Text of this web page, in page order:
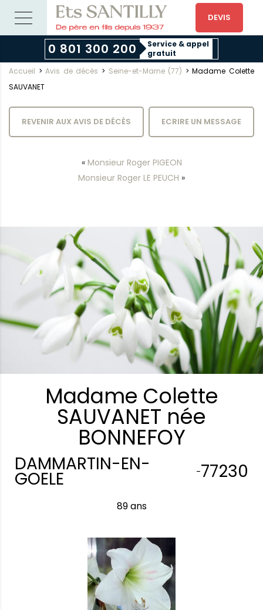
DEVIS
0 801 300 200
Service & appel
gratuit
Accueil >Avis de décès > Seine-et-Marne (77) >Madame Colette
SAUVANET
REVENIR AUX AVIS DE DÉCÈS ECRIRE UN MESSAGE
« Monsieur Roger PIGEON
Monsieur Roger LE PEUCH »
Madame Colette
SAUVANET née
BONNEFOY
DAMMARTIN-EN-
GOELE -77230
89 ans